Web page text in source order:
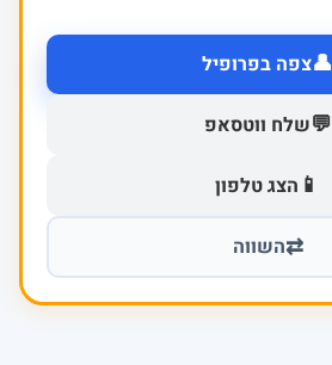
👤צפה בפרופיל
💬שלח ווטסאפ
📱 הצג טלפון
⇄השווה